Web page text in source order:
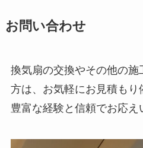
お問い合わせ
換気扇の交換やその他の施
方は、お気軽にお見積もり
豊富な経験と信頼でお応え